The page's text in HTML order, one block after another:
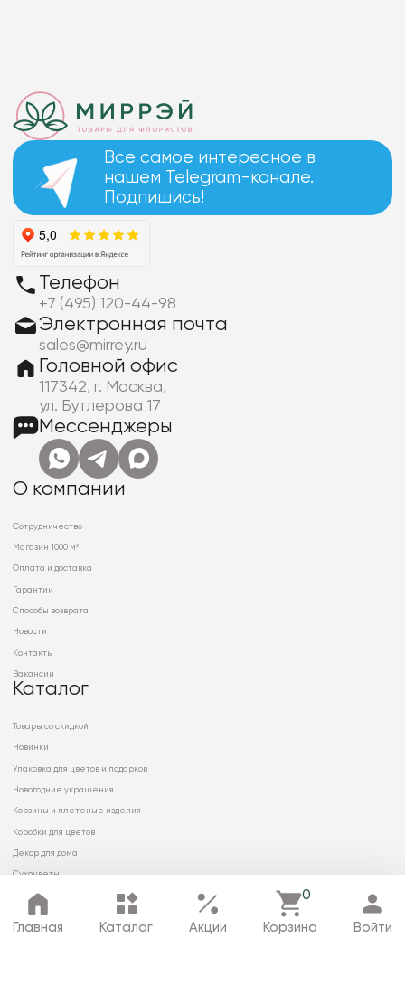
Главная Каталог Акции
0
Корзина Войти
Все самое интересное в
нашем Telegram-канале.
Подпишись!
Телефон
+7 (495) 120-44-98
Электронная почта
sales@mirrey.ru
Головной офис
117342, г. Москва,
ул. Бутлерова 17
Мессенджеры
О компании
Сотрудничество
Магазин 1000 м²
Оплата и доставка
Гарантии
Способы возврата
Новости
Контакты
Вакансии
Каталог
Товары со скидкой
Новинки
Упаковка для цветов и подарков
Новогодние украшения
Корзины и плетеные изделия
Коробки для цветов
Декор для дома
Сухоцветы
© 2026 ООО «МИРРЭЙ»